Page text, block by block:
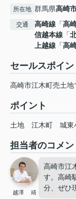
所在地 群馬県高崎
交通 高崎線 「高
信越本線 「
上越線 「高
セールスポイン
高崎市江木町売土地
ポイント
土地 江木町 城東
担当者のコメン
越澤 靖
高崎市江
す。高崎
分、ぜひ